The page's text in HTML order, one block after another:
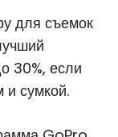
для съемок
30%, если
и сумкой.